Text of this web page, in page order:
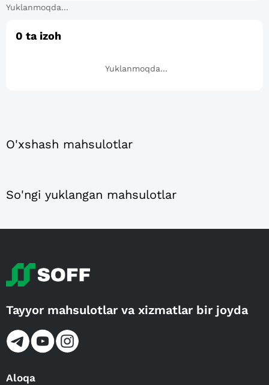
Yuklanmoqda...
0 ta izoh
Yuklanmoqda...
O'xshash mahsulotlar
So'ngi yuklangan mahsulotlar
Tayyor mahsulotlar va xizmatlar bir joyda
Aloqa